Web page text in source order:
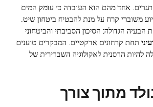
אחד מהם הוא העובדה כי עומק המים
משוברי קרח על מנת להבטיח ביטחון שיט.
הגדולה: הסיכון הסביבתי והביטחוני
תחת קרחונים ארקטיים. המבקרים טוענים
להיות הרסנית לאקולוגיה השברירית של
מתוך צורך